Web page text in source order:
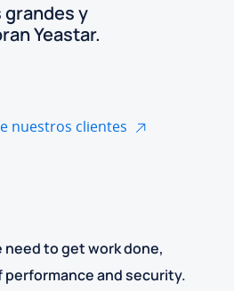
grandes y
Yeastar.
nuestros clientes
need to get work done,
and security.